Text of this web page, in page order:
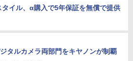
タイル、α購入で5年保証を無償で提供
タルカメラ両部門をキヤノンが制覇